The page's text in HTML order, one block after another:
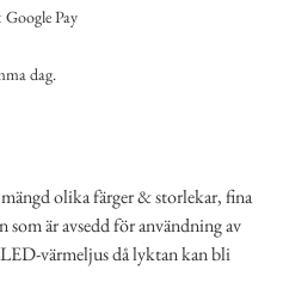
Pay
dag.
olika färger & storlekar, fina
är avsedd för användning av
värmeljus då lyktan kan bli